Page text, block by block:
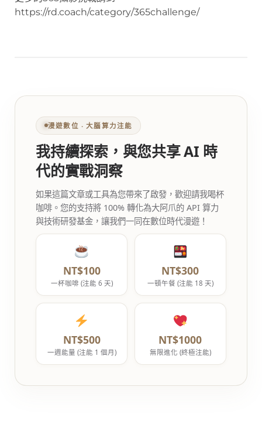
https://rd.coach/category/365challenge/
漫遊數位 ‧ 大腦算力注能
我持續探索，與您共享 AI 時
代的實戰洞察
如果這篇文章或工具為您帶來了啟發，歡迎請我喝杯
咖啡。您的支持將 100% 轉化為大阿爪的 API 算力
與技術研發基金，讓我們一同在數位時代漫遊！
NT$100
一杯咖啡 (注能 6 天)
NT$300
一頓午餐 (注能 18 天)
NT$500
一週能量 (注能 1 個月)
NT$1000
無限進化 (終極注能)